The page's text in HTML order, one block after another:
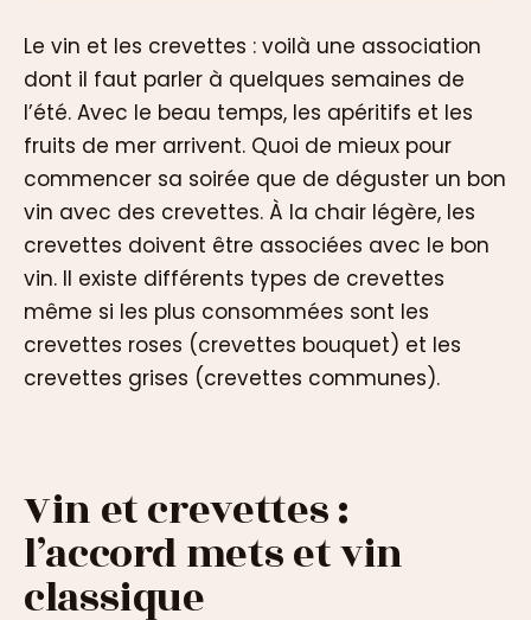
Le vin et les crevettes : voilà une association
dont il faut parler à quelques semaines de
l’été. Avec le beau temps, les apéritifs et les
fruits de mer arrivent. Quoi de mieux pour
commencer sa soirée que de déguster un bon
vin avec des crevettes. À la chair légère, les
crevettes doivent être associées avec le bon
vin. Il existe différents types de crevettes
même si les plus consommées sont les
crevettes roses (crevettes bouquet) et les
crevettes grises (crevettes communes).
Vin et crevettes :
l’accord mets et vin
classique